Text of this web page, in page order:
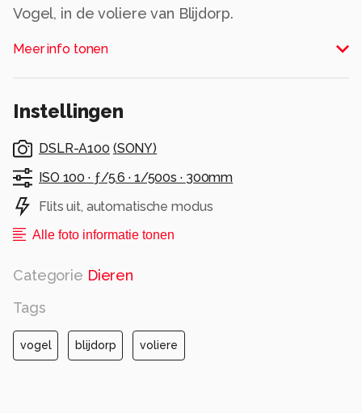
Vogel, in de voliere van Blijdorp.
Alle rechten voorbehouden
Meer info tonen
Instellingen
DSLR-A100 (SONY)
ISO 100 · ƒ/5.6 · 1/500s · 300mm
Flits uit, automatische modus
Alle foto informatie tonen
Categorie Dieren
Tags
vogel blijdorp voliere